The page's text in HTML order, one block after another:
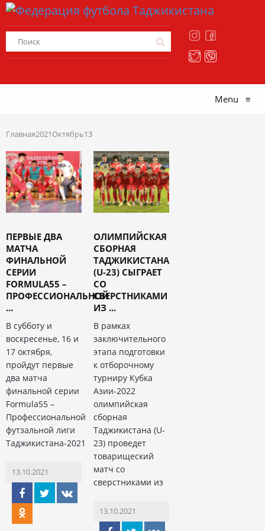
Menu ≡
Главная2021Октябрь13
ПЕРВЫЕ ДВА
МАТЧА
ФИНАЛЬНОЙ
СЕРИИ
FORMULA55 –
ПРОФЕССИОНАЛЬНОЙ
...
В субботу и
воскресенье, 16 и
17 октября,
пройдут первые
два матча
финальной серии
Formula55 –
Профессиональной
футзальной лиги
Таджикистана-2021
13.10.2021
ОЛИМПИЙСКАЯ
СБОРНАЯ
ТАДЖИКИСТАНА
(U-23) СЫГРАЕТ
СО
СВЕРСТНИКАМИ
ИЗ ...
В рамках
заключительного
этапа подготовки
к отборочному
турниру Кубка
Азии-2022
олимпийская
сборная
Таджикистана (U-
23) проведет
товарищеский
матч со
сверстниками из
13.10.2021